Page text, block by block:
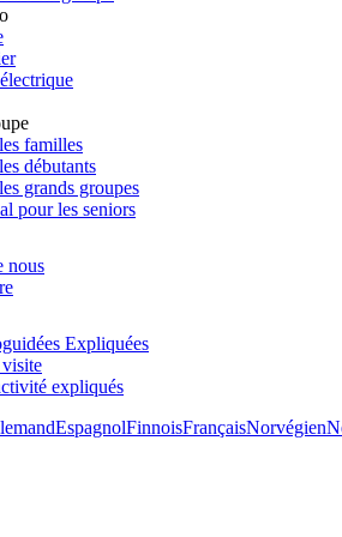
familles
débutants
grands groupes
pour les seniors
nous
Expliquées
expliqués
EspagnolFinnoisFrançaisNorvégien